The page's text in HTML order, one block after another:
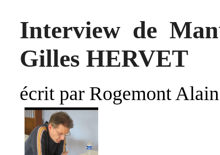
Interview de
Gilles HERVET
écrit par Rogemont Alain